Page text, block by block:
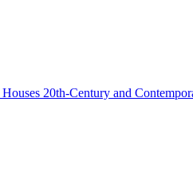
Houses 20th-Century and